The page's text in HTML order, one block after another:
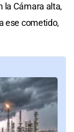
la Cámara alta,
ese cometido,